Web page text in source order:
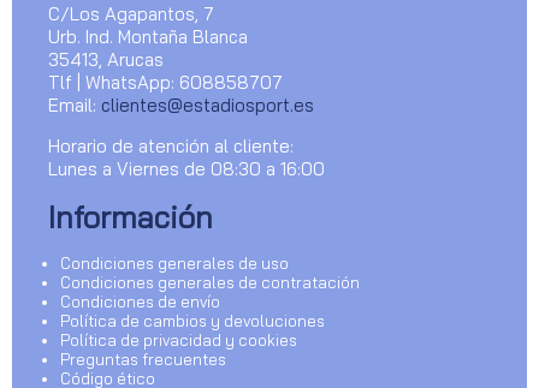
C/Los Agapantos, 7
Urb. Ind. Montaña Blanca
35413, Arucas
Tlf | WhatsApp: 608858707
Email: clientes@estadiosport.es
Horario de atención al cliente:
Lunes a Viernes de 08:30 a 16:00
Información
Condiciones generales de uso
Condiciones generales de contratación
Condiciones de envío
Política de cambios y devoluciones
Política de privacidad y cookies
Preguntas frecuentes
Código ético